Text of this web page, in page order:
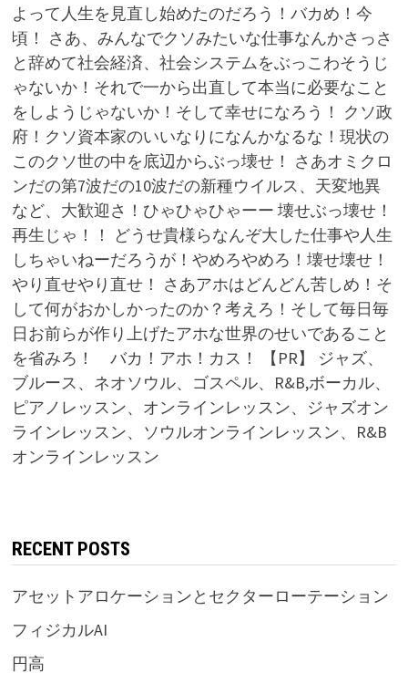
よって人生を見直し始めたのだろう！バカめ！今
頃！ さあ、みんなでクソみたいな仕事なんかさっさ
と辞めて社会経済、社会システムをぶっこわそうじ
ゃないか！それで一から出直して本当に必要なこと
をしようじゃないか！そして幸せになろう！ クソ政
府！クソ資本家のいいなりになんかなるな！現状の
このクソ世の中を底辺からぶっ壊せ！ さあオミクロ
ンだの第7波だの10波だの新種ウイルス、天変地異
など、大歓迎さ！ひゃひゃひゃーー 壊せぶっ壊せ！
再生じゃ！！ どうせ貴様らなんぞ大した仕事や人生
しちゃいねーだろうが！やめろやめろ！壊せ壊せ！
やり直せやり直せ！ さあアホはどんどん苦しめ！そ
して何がおかしかったのか？考えろ！そして毎日毎
日お前らが作り上げたアホな世界のせいであること
を省みろ！ バカ！アホ！カス！ 【PR】 ジャズ、
ブルース、ネオソウル、ゴスペル、R&B,ボーカル、
ピアノレッスン、オンラインレッスン、ジャズオン
ラインレッスン、ソウルオンラインレッスン、R&B
オンラインレッスン
RECENT POSTS
アセットアロケーションとセクターローテーション
フィジカルAI
円高